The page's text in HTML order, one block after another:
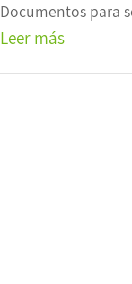
Documentos para
Leer más